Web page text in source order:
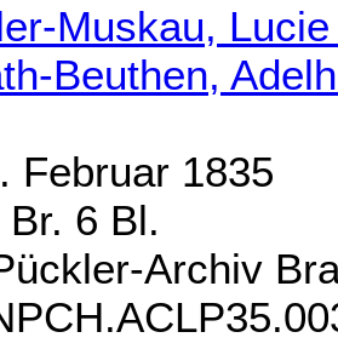
Muskau,
Beuthen,
Februar 1835
6 Bl.
Archiv